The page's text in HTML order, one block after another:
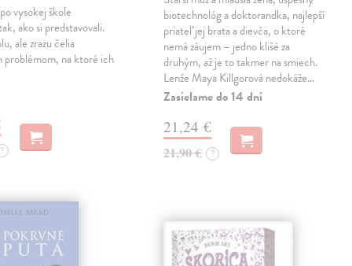
vysokej škole
ako si predstavovali.
ale zrazu čelia
problémom, na ktoré ich
?
biotechnológ a doktorandka, najlepší
priateľ jej brata a dievča, o ktoré
nemá záujem – jedno klišé za
druhým, až je to takmer na smiech.
Lenže Maya Killgorová nedokáže…
Zasielame do 14 dní
21,24 €
21,90 € ?